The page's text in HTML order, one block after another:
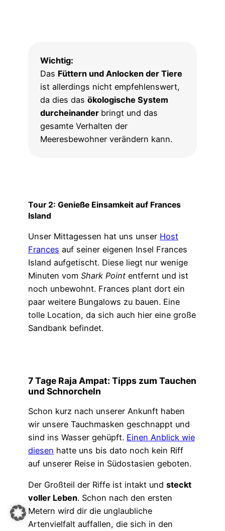
Wichtig:
Das Füttern und Anlocken der Tiere
ist allerdings nicht empfehlenswert,
da dies das ökologische System
durcheinander bringt und das
gesamte Verhalten der
Meeresbewohner verändern kann.
Tour 2: Genieße Einsamkeit auf Frances
Island
Unser Mittagessen hat uns unser Host
Frances auf seiner eigenen Insel Frances
Island aufgetischt. Diese liegt nur wenige
Minuten vom Shark Point entfernt und ist
noch unbewohnt. Frances plant dort ein
paar weitere Bungalows zu bauen. Eine
tolle Location, da sich auch hier eine große
Sandbank befindet.
7 Tage Raja Ampat: Tipps zum Tauchen
und Schnorcheln
Schon kurz nach unserer Ankunft haben
wir unsere Tauchmasken geschnappt und
sind ins Wasser gehüpft. Einen Anblick wie
diesen hatte uns bis dato noch kein Riff
auf unserer Reise in Südostasien geboten.
Der Großteil der Riffe ist intakt und steckt
voller Leben. Schon nach den ersten
Metern wird dir die unglaubliche
Artenvielfalt auffallen, die sich in den